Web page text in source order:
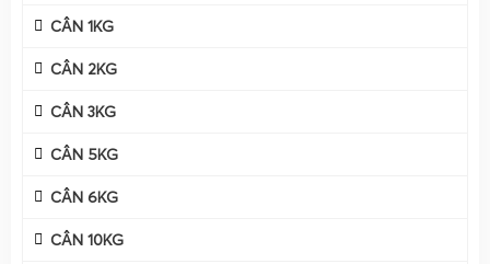
CÂN 1KG
CÂN 2KG
CÂN 3KG
CÂN 5KG
CÂN 6KG
CÂN 10KG